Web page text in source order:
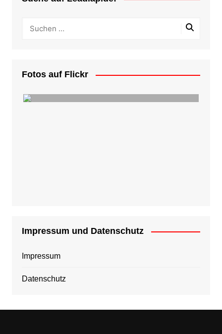
Fotos auf Flickr
Impressum und Datenschutz
Impressum
Datenschutz